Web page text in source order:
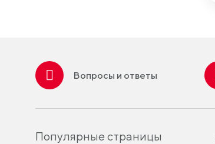
Вопросы и ответы
Популярные страницы